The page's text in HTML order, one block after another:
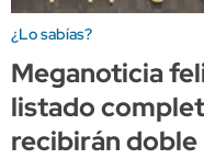
¿Lo sabías?
Meganoticia
listado
recibirán